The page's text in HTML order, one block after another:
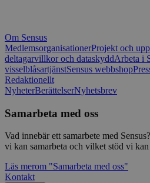
Om Sensus
MedlemsorganisationerProjekt och
deltagarvillkor och dataskyddArbeta i
visselblåsartjänstSensus webbshop
Redaktionellt
NyheterBerättelserNyhetsbrev
Samarbeta med oss
Vad innebär ett samarbete med
vi kan samarbeta och vilket stöd vi
Läs merom "Samarbeta med oss"
Kontakt